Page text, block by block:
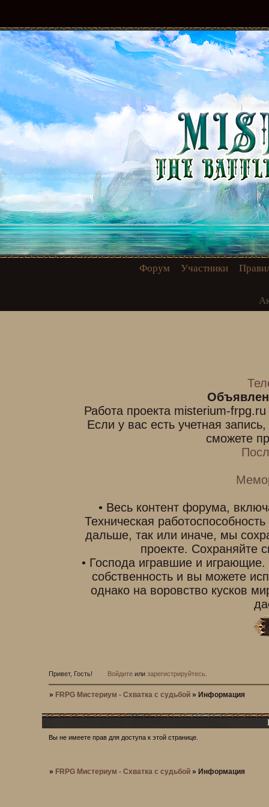
Форум Участники
Работа проекта misterium-
Если у вас есть учетная
сможете
• Весь контент форума,
Техническая
дальше, так или иначе, мы
проекте. Сохраняйте
• Господа игравшие и
собственность и вы можете
однако на воровство кусков
Привет, Гость! Войдите или зарегистрируйтесь
» FRPG Мистериум - Схватка с судьбой » Информация
Вы не имеете прав для доступа к этой странице.
» FRPG Мистериум - Схватка с судьбой »Информация